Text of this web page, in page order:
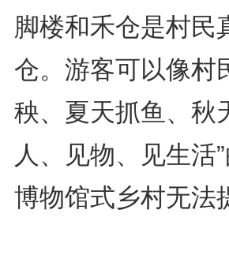
脚楼和禾仓是村民
仓。游客可以像村
秧、夏天抓鱼、秋
人、见物、见生活
博物馆式乡村无法